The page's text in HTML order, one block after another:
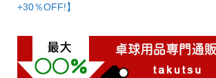
+30％OFF!】